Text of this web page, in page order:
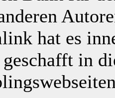
hat es
in